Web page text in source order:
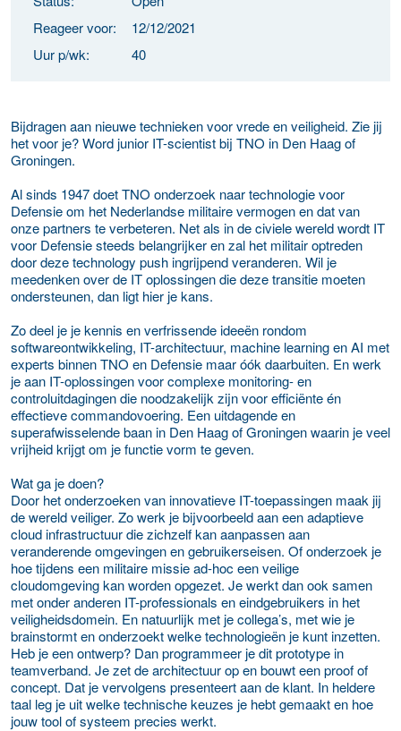
Reageer voor:
12/12/2021
Uur p/wk:
40
Bijdragen aan nieuwe technieken voor vrede en veiligheid. Zie jij
het voor je? Word junior IT-scientist bij TNO in Den Haag of
Groningen.
Al sinds 1947 doet TNO onderzoek naar technologie voor
Defensie om het Nederlandse militaire vermogen en dat van
onze partners te verbeteren. Net als in de civiele wereld wordt IT
voor Defensie steeds belangrijker en zal het militair optreden
door deze technology push ingrijpend veranderen. Wil je
meedenken over de IT oplossingen die deze transitie moeten
ondersteunen, dan ligt hier je kans.
Zo deel je je kennis en verfrissende ideeën rondom
softwareontwikkeling, IT-architectuur, machine learning en AI met
experts binnen TNO en Defensie maar óók daarbuiten. En werk
je aan IT-oplossingen voor complexe monitoring- en
controluitdagingen die noodzakelijk zijn voor efficiënte én
effectieve commandovoering. Een uitdagende en
superafwisselende baan in Den Haag of Groningen waarin je veel
vrijheid krijgt om je functie vorm te geven.
Wat ga je doen?
Door het onderzoeken van innovatieve IT-toepassingen maak jij
de wereld veiliger. Zo werk je bijvoorbeeld aan een adaptieve
cloud infrastructuur die zichzelf kan aanpassen aan
veranderende omgevingen en gebruikerseisen. Of onderzoek je
hoe tijdens een militaire missie ad-hoc een veilige
cloudomgeving kan worden opgezet. Je werkt dan ook samen
met onder anderen IT-professionals en eindgebruikers in het
veiligheidsdomein. En natuurlijk met je collega’s, met wie je
brainstormt en onderzoekt welke technologieën je kunt inzetten.
Heb je een ontwerp? Dan programmeer je dit prototype in
teamverband. Je zet de architectuur op en bouwt een proof of
concept. Dat je vervolgens presenteert aan de klant. In heldere
taal leg je uit welke technische keuzes je hebt gemaakt en hoe
jouw tool of systeem precies werkt.